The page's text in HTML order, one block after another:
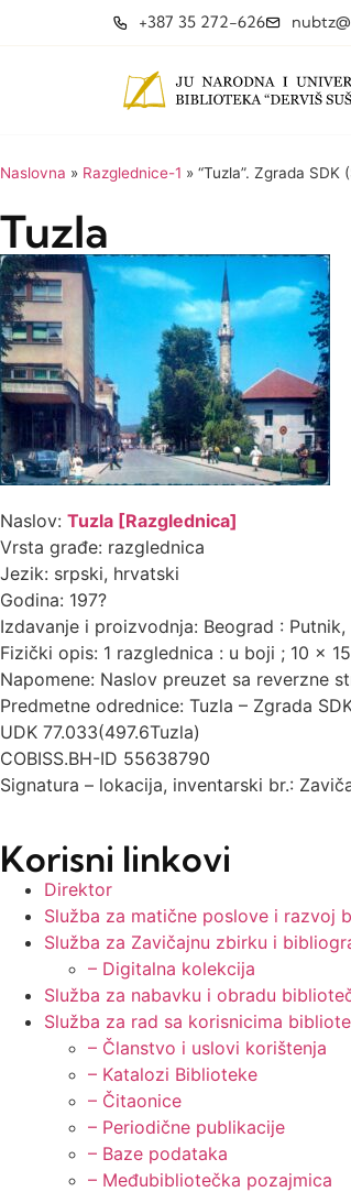
+387 35 272-626
Naslovna » Razglednice-1 » “Tuzla”. Zgrada
Tuzla
Naslov: Tuzla [Razglednica]
Vrsta građe: razglednica
Jezik: srpski, hrvatski
Godina: 197?
Izdavanje i proizvodnja: Beograd : Putnik,
Fizički opis: 1 razglednica : u boji ; 10 x
Napomene: Naslov preuzet sa reverzne
Predmetne odrednice: Tuzla – Zgrada
UDK 77.033(497.6Tuzla)
COBISS.BH-ID 55638790
Signatura – lokacija, inventarski br.:
Korisni linkovi
Direktor
Služba za matične poslove i razvoj
Služba za Zavičajnu zbirku i
– Digitalna kolekcija
Služba za nabavku i obradu
Služba za rad sa korisnicima
– Članstvo i uslovi korištenja
– Katalozi Biblioteke
– Čitaonice
– Periodične publikacije
– Baze podataka
– Međubibliotečka pozajmica